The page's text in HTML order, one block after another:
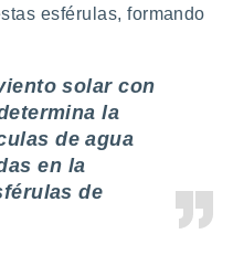
esférulas, formando
solar con
la
de agua
en la
de